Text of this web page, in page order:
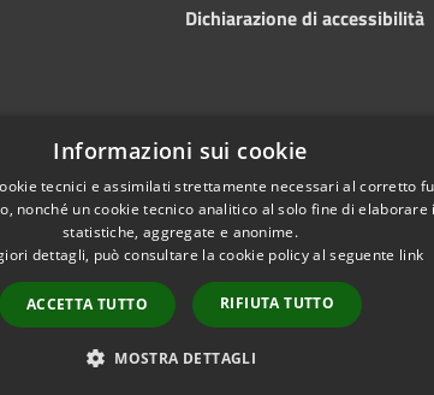
Dichiarazione di accessibilità
Copyright © 2026 •
Informazioni sui cookie
tecnici e assimilati strettamente necessari al corretto
nonché un cookie tecnico analitico al solo fine di
statistiche, aggregate e anonime.
dettagli, può consultare la cookie policy al seguente link
ACCETTA TUTTO RIFIUTA TUTTO
MOSTRA DETTAGLI